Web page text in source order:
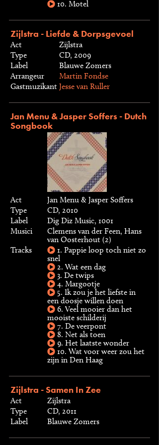
10. Motel
Zijlstra - Liefde & Dorpsgevoel
Act
Zijlstra
Type
CD, 2009
Label
Blauwe Zomers
Arrangeur
Martin Fondse
Gastmuzikant Jesse van Ruller
Jan Menu & Jasper Soffers - Dutch
Songbook
Act
Jan Menu & Jasper Soffers
Type
CD, 2010
Label
Dig Diz Music, 1001
Musici
Clemens van der Feen, Hans
van Oosterhout (2)
Tracks
1. Pappie loop toch niet zo
snel
2. Wat een dag
3. De twips
4. Margootje
5. Ik zou je het liefste in
een doosje willen doen
6. Veel mooier dan het
mooiste schilderij
7. De veerpont
8. Net als toen
9. Het laatste wonder
10. Wat voor weer zou het
zijn in Den Haag
Zijlstra - Samen In Zee
Act
Zijlstra
Type
CD, 2011
Label
Blauwe Zomers